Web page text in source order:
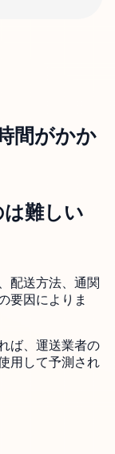
間がかか
難しい
配送方法、通関
要因によりま
ば、運送業者の
用して予測され